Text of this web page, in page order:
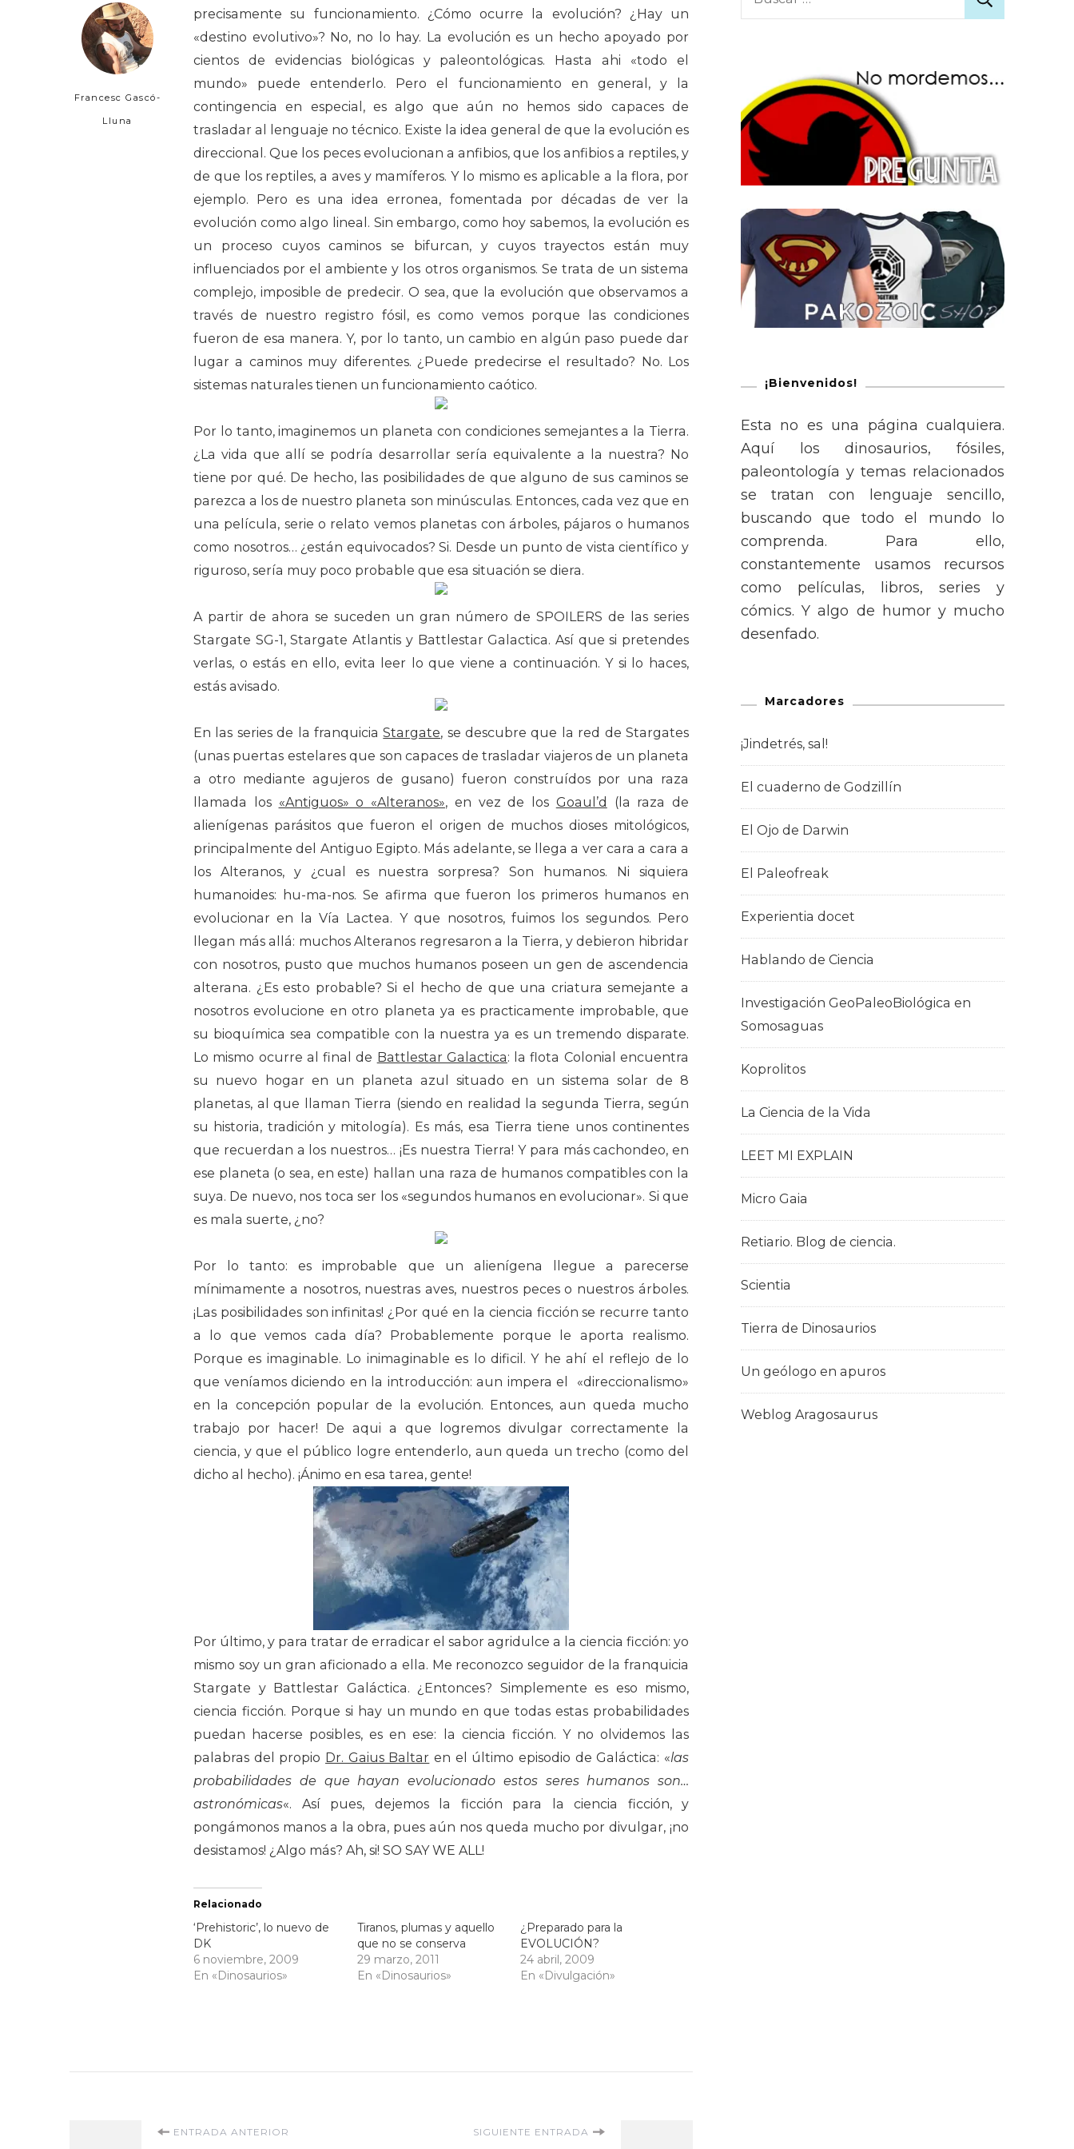
Francesc Gascó-
Lluna
precisamente su funcionamiento. ¿Cómo ocurre la evolución? ¿Hay un
«destino evolutivo»? No, no lo hay. La evolución es un hecho apoyado por
cientos de evidencias biológicas y paleontológicas. Hasta ahi «todo el
mundo» puede entenderlo. Pero el funcionamiento en general, y la
contingencia en especial, es algo que aún no hemos sido capaces de
trasladar al lenguaje no técnico. Existe la idea general de que la evolución es
direccional. Que los peces evolucionan a anfibios, que los anfibios a reptiles, y
de que los reptiles, a aves y mamíferos. Y lo mismo es aplicable a la flora, por
ejemplo. Pero es una idea erronea, fomentada por décadas de ver la
evolución como algo lineal. Sin embargo, como hoy sabemos, la evolución es
un proceso cuyos caminos se bifurcan, y cuyos trayectos están muy
influenciados por el ambiente y los otros organismos. Se trata de un sistema
complejo, imposible de predecir. O sea, que la evolución que observamos a
través de nuestro registro fósil, es como vemos porque las condiciones
fueron de esa manera. Y, por lo tanto, un cambio en algún paso puede dar
lugar a caminos muy diferentes. ¿Puede predecirse el resultado? No. Los
sistemas naturales tienen un funcionamiento caótico.
Por lo tanto, imaginemos un planeta con condiciones semejantes a la Tierra.
¿La vida que allí se podría desarrollar sería equivalente a la nuestra? No
tiene por qué. De hecho, las posibilidades de que alguno de sus caminos se
parezca a los de nuestro planeta son minúsculas. Entonces, cada vez que en
una película, serie o relato vemos planetas con árboles, pájaros o humanos
como nosotros… ¿están equivocados? Si. Desde un punto de vista científico y
riguroso, sería muy poco probable que esa situación se diera.
A partir de ahora se suceden un gran número de SPOILERS de las series
Stargate SG-1, Stargate Atlantis y Battlestar Galactica. Así que si pretendes
verlas, o estás en ello, evita leer lo que viene a continuación. Y si lo haces,
estás avisado.
En las series de la franquiciaStargate, se descubre que la red de Stargates
(unas puertas estelares que son capaces de trasladar viajeros de un planeta
a otro mediante agujeros de gusano) fueron construídos por una raza
llamada los «Antiguos» o «Alteranos», en vez de los Goaul’d
(la raza de
alienígenas parásitos que fueron el origen de muchos dioses mitológicos,
principalmente del Antiguo Egipto. Más adelante, se llega a ver cara a cara a
los Alteranos, y ¿cual es nuestra sorpresa? Son humanos. Ni siquiera
humanoides: hu-ma-nos. Se afirma que fueron los primeros humanos en
evolucionar en la Vía Lactea. Y que nosotros, fuimos los segundos. Pero
llegan más allá: muchos Alteranos regresaron a la Tierra, y debieron hibridar
con nosotros, pusto que muchos humanos poseen un gen de ascendencia
alterana. ¿Es esto probable? Si el hecho de que una criatura semejante a
nosotros evolucione en otro planeta ya es practicamente improbable, que
su bioquímica sea compatible con la nuestra ya es un tremendo disparate.
Lo mismo ocurre al final de Battlestar Galactica: la flota Colonial encuentra
su nuevo hogar en un planeta azul situado en un sistema solar de 8
planetas, al que llaman Tierra (siendo en realidad la segunda Tierra, según
su historia, tradición y mitología). Es más, esa Tierra tiene unos continentes
que recuerdan a los nuestros… ¡Es nuestra Tierra! Y para más cachondeo, en
ese planeta (o sea, en este) hallan una raza de humanos compatibles con la
suya. De nuevo, nos toca ser los «segundos humanos en evolucionar». Si que
es mala suerte, ¿no?
Por lo tanto: es improbable que un alienígena llegue a parecerse
mínimamente a nosotros, nuestras aves, nuestros peces o nuestros árboles.
¡Las posibilidades son infinitas! ¿Por qué en la ciencia ficción se recurre tanto
a lo que vemos cada día? Probablemente porque le aporta realismo.
Porque es imaginable. Lo inimaginable es lo dificil. Y he ahí el reflejo de lo
que veníamos diciendo en la introducción: aun impera el «direccionalismo»
en la concepción popular de la evolución. Entonces, aun queda mucho
trabajo por hacer! De aqui a que logremos divulgar correctamente la
ciencia, y que el público logre entenderlo, aun queda un trecho (como del
dicho al hecho). ¡Ánimo en esa tarea, gente!
Por último, y para tratar de erradicar el sabor agridulce a la ciencia ficción: yo
mismo soy un gran aficionado a ella. Me reconozco seguidor de la franquicia
Stargate y Battlestar Galáctica. ¿Entonces? Simplemente es eso mismo,
ciencia ficción. Porque si hay un mundo en que todas estas probabilidades
puedan hacerse posibles, es en ese: la ciencia ficción. Y no olvidemos las
palabras del propio Dr. Gaius Baltar en el último episodio de Galáctica: «las
probabilidades de que hayan evolucionado estos seres humanos son…
astronómicas«. Así pues, dejemos la ficción para la ciencia ficción, y
pongámonos manos a la obra, pues aún nos queda mucho por divulgar, ¡no
desistamos! ¿Algo más? Ah, si! SO SAY WE ALL!
Relacionado
‘Prehistoric’, lo nuevo de
DK
6 noviembre, 2009
En «Dinosaurios»
Tiranos, plumas y aquello
que no se conserva
29 marzo, 2011
En «Dinosaurios»
¿Preparado para la
EVOLUCIÓN?
24 abril, 2009
En «Divulgación»
Navegación
ENTRADA ANTERIOR SIGUIENTE ENTRADA
¡Bienvenidos!
Esta no es una página cualquiera.
Aquí los dinosaurios, fósiles,
paleontología y temas relacionados
se tratan con lenguaje sencillo,
buscando que todo el mundo lo
comprenda. Para ello,
constantemente usamos recursos
como películas, libros, series y
cómics. Y algo de humor y mucho
desenfado.
Marcadores
¡Jindetrés, sal!
El cuaderno de Godzillín
El Ojo de Darwin
El Paleofreak
Experientia docet
Hablando de Ciencia
Investigación GeoPaleoBiológica en
Somosaguas
Koprolitos
La Ciencia de la Vida
LEET MI EXPLAIN
Micro Gaia
Retiario. Blog de ciencia.
Scientia
Tierra de Dinosaurios
Un geólogo en apuros
Weblog Aragosaurus